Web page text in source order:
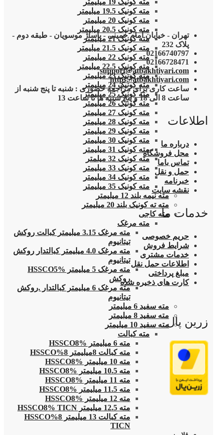
مته کونیک 19 میلیمتر
مته کونیک 19.5 میلیمتر
مته کونیک 20 میلیمتر
مته کونیک 20.5 میلیمتر
مته کونیک 21 میلیمتر
مته کونیک 21.5 میلیمتر
مته کونیک 22 میلیمتر
مته کونیک 22.5 میلیمتر
مته کونیک 23 میلیمتر
مته کونیک 24 میلیمتر
مته کونیک 25 میلیمتر
مته کونیک 26 میلیمتر
مته کونیک 27 میلیمتر
مته کونیک 28 میلیمتر
مته کونیک 29 میلیمتر
مته کونیک 30 میلیمتر
مته کونیک 31 میلیمتر
مته کونیک 32 میلمتر
مته کونیک 33 میلیمتر
مته کونیک 34 میلیمتر
مته کونیک 35 میلیمتر
مته نیمه بلند 12 میلیمتر
مته ته کونیک بلند 20 میلیمتر
مته کاجی
مته مرغک
مته مرغک 3.15 میلیمتر کبالت روکش
تیتانیوم
مته مرغک 4.0 میلیمتر کبالتدار روکش
تیتانیوم
مته مرغک 5 میلیمتر HSSCO5%
روکش
مته مرغک 6 میلیمتر کبالتدار .روکش
تیتانیوم
مته سفید 6 میلیمتر
مته سفید 8 میلیمتر
مته سفید 10 میلیمتر
مته کبالت
مته 6 میلیمتر HSSCO8%
مته کبالت 8میلیمتر 8%HSSCO
مته 10 میلیمتر HSSCO8%
مته 10.5 میلیمتر HSSCO8%
مته 11 میلیمتر HSSCO8%
مته 11.5 میلیمتر HSSCO8%
مته 12 میلیمتر HSSCO8%
مته 12.5 میلیمتر HSSCO8% TICN
مته کبالت 13 میلیمتر 8%HSSCO
TICN
تهران - خیابان امام خمینی - پاساژ موسویان - طبقه دوم -
پلاک 232
02166740797
02166728471
support@atbakhtiyari.com
https://atbakhtiyari.com
ساعت کاری برای مراجعه حضوری : شنبه تا پنج شنبه از
ساعت 8 الی 18 و پنج شنبه ها تا ساعت 13
اطلاعات
درباره ما
محل فروشگاه
تماس باما
حمل و نقل
خبرنامه
نقشه سایت
خدمات ما
حریم خصوصی
شرایط فروش
خدمات مشتری
اطلاعات حمل نقل
مبلغ پرداختی
کارت های ذخیره شده
زرین پال